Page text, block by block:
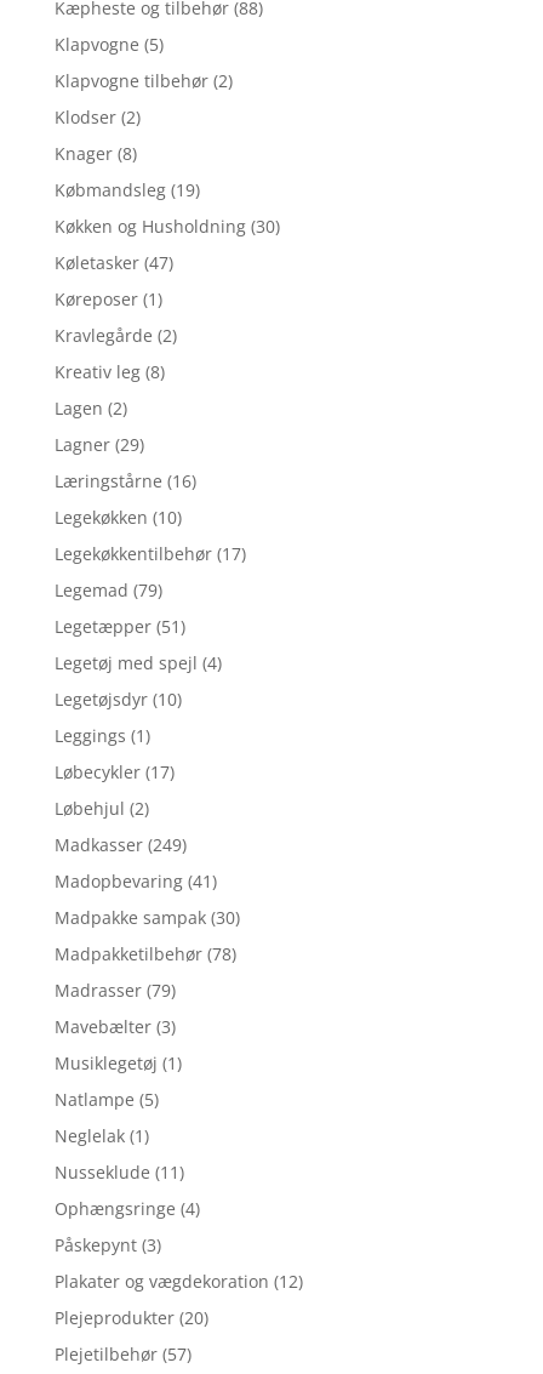
Kæpheste og tilbehør (88)
Klapvogne (5)
Klapvogne tilbehør (2)
Klodser (2)
Knager (8)
Købmandsleg (19)
Køkken og Husholdning (30)
Køletasker (47)
Køreposer (1)
Kravlegårde (2)
Kreativ leg (8)
Lagen (2)
Lagner (29)
Læringstårne (16)
Legekøkken (10)
Legekøkkentilbehør (17)
Legemad (79)
Legetæpper (51)
Legetøj med spejl (4)
Legetøjsdyr (10)
Leggings (1)
Løbecykler (17)
Løbehjul (2)
Madkasser (249)
Madopbevaring (41)
Madpakke sampak (30)
Madpakketilbehør (78)
Madrasser (79)
Mavebælter (3)
Musiklegetøj (1)
Natlampe (5)
Neglelak (1)
Nusseklude (11)
Ophængsringe (4)
Påskepynt (3)
Plakater og vægdekoration (12)
Plejeprodukter (20)
Plejetilbehør (57)